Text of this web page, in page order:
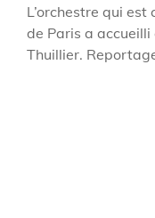
L’orchestre qui est
de Paris a
Thuillier.